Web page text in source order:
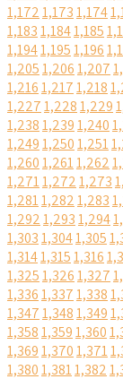
1,1721,1731,174
1,1831,1841,185
1,1941,1951,196
1,2051,2061,207
1,2161,2171,218
1,2271,2281,229
1,2381,2391,240
1,2491,2501,251
1,2601,2611,262
1,2711,2721,273
1,2811,2821,283
1,2921,2931,294
1,3031,3041,305
1,3141,3151,316
1,3251,3261,327
1,3361,3371,338
1,3471,3481,349
1,3581,3591,360
1,3691,3701,371
1,3801,3811,382